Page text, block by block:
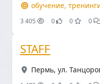
обучение,
3 405 0 0 0
STAFF
Пермь, ул.